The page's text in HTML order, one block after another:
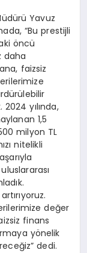
Yavuz
“Bu prestijli
öncü
daha
faizsiz
yılında,
1,5
milyon TL
nitelikli
değer
finans
yönelik
dedi.